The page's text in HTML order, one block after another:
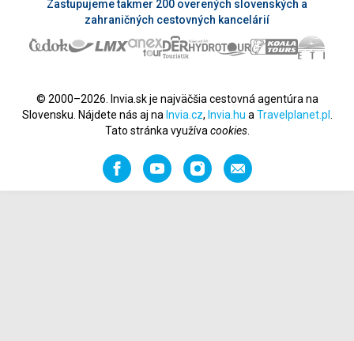
Zastupujeme takmer 200 overených slovenských a
zahraničných cestovných kancelárií
© 2000–2026. Invia.sk je najväčšia cestovná agentúra na
Slovensku. Nájdete nás aj na Invia.cz, Invia.hu a Travelplanet.pl
Tato stránka využíva cookies.
FacebookYouTubeInstagramOdporučiť